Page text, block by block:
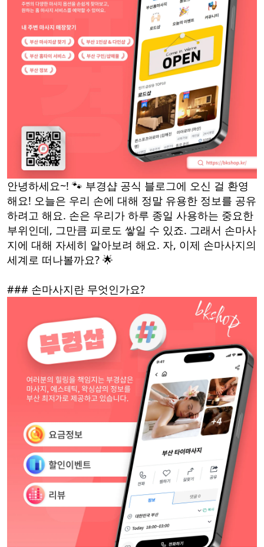
안녕하세요~! 🐾 부경샵 공식 블로그에 오신 걸 환영
해요! 오늘은 우리 손에 대해 정말 유용한 정보를 공유
하려고 해요. 손은 우리가 하루 종일 사용하는 중요한
부위인데, 그만큼 피로도 쌓일 수 있죠. 그래서 손마사
지에 대해 자세히 알아보려 해요. 자, 이제 손마사지의
세계로 떠나볼까요? 🌟
### 손마사지란 무엇인가요?